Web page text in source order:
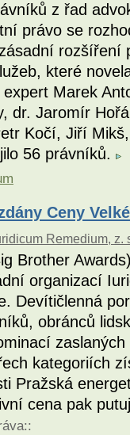
z řad
právo se
rozšíření
které
Marek
dr. Jaromír
Kočí, Jiří
56 právníků.
Ceny
Remedium, z.
Brother
organizací
Devítičlenná
obránců
kategoriích
Pražská
cena pak
::